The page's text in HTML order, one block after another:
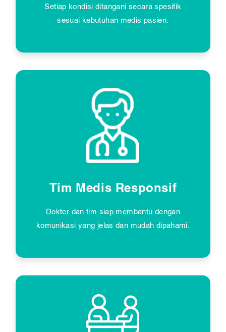
Setiap kondisi ditangani secara spesifik
sesuai kebutuhan medis pasien.
Tim Medis Responsif
Dokter dan tim siap membantu dengan
komunikasi yang jelas dan mudah dipahami.